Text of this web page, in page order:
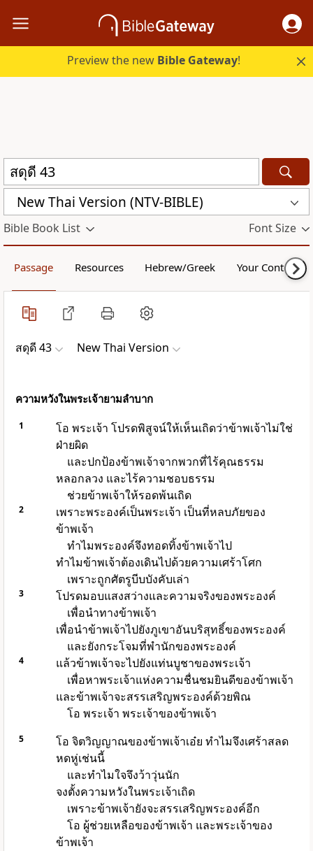
Preview the new Bible Gateway!
New Thai Version (NTV-BIBLE)
Bible Book List Font Size
Passage Resources Hebrew/Greek Your Content
สดุดี 43 New Thai Version
ความหวังในพระเจ้ายามลำบาก
1
โอ พระเจ้า โปรดพิสูจน์ให้เห็นเถิดว่าข้าพเจ้าไม่ใช่
ฝ่ายผิด
และปกป้องข้าพเจ้าจากพวกที่ไร้คุณธรรม
หลอกลวง และไร้ความชอบธรรม
ช่วยข้าพเจ้าให้รอดพ้นเถิด
2
เพราะพระองค์เป็นพระเจ้า เป็นที่หลบภัยของ
ข้าพเจ้า
ทำไมพระองค์จึงทอดทิ้งข้าพเจ้าไป
ทำไมข้าพเจ้าต้องเดินไปด้วยความเศร้าโศก
เพราะถูกศัตรูบีบบังคับเล่า
3
โปรดมอบแสงสว่างและความจริงของพระองค์
เพื่อนำทางข้าพเจ้า
เพื่อนำข้าพเจ้าไปยังภูเขาอันบริสุทธิ์ของพระองค์
และยังกระโจมที่พำนักของพระองค์
4
แล้วข้าพเจ้าจะไปยังแท่นบูชาของพระเจ้า
เพื่อหาพระเจ้าแห่งความชื่นชมยินดีของข้าพเจ้า
และข้าพเจ้าจะสรรเสริญพระองค์ด้วยพิณ
โอ พระเจ้า พระเจ้าของข้าพเจ้า
5
โอ จิตวิญญาณของข้าพเจ้าเอ๋ย ทำไมจึงเศร้าสลด
หดหู่เช่นนี้
และทำไมใจจึงว้าวุ่นนัก
จงตั้งความหวังในพระเจ้าเถิด
เพราะข้าพเจ้ายังจะสรรเสริญพระองค์อีก
โอ ผู้ช่วยเหลือของข้าพเจ้า และพระเจ้าของ
ข้าพเจ้า